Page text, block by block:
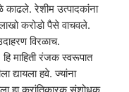
रेशीम उत्पादकांना
करोडो पैसे वाचवले.
विरळाच.
हि माहिती रंजक स्वरूपात
द्यायला हवे. ज्यांना